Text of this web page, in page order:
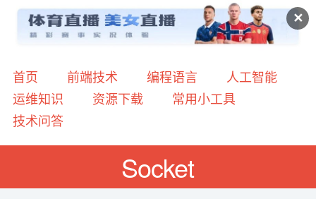
✕
首页 前端技术 编程语言
人工智能
运维知识
资源下载
常用小工具
技术问答
Socket